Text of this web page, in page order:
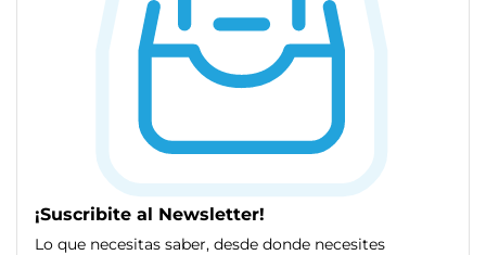
¡Suscribite al Newsletter!
Lo que necesitas saber, desde donde necesites